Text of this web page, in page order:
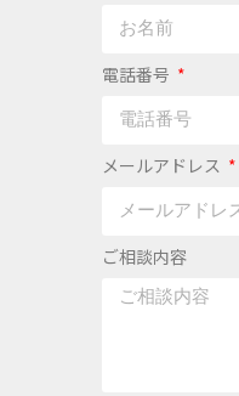
電話番号
メールアドレス
ご相談内容